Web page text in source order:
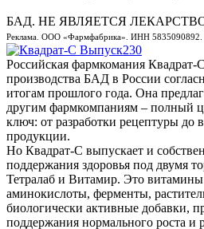
БАД. НЕ ЯВЛЯЕТСЯ
Реклама. ООО «Фармфабрика». ИНН 5835090892.
Российская фармкомания Квадрат-
производства БАД в России
итогам прошлого года. Она
другим фармкомпаниям – полный
ключ: от разработки рецептуры до
продукции.
Но Квадрат-С выпускает и
поддержания здоровья под двумя
Тетралаб и Витамир. Это
аминокислоты, ферменты,
биологически активные добавки,
поддержания нормального роста и